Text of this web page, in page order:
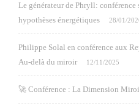
Le générateur de Phryll: conférence
hypothèses énergétiques
28/01/
Philippe Solal en conférence aux
Au-delà du miroir
12/11/2025
🚀 Conférence : La Dimension